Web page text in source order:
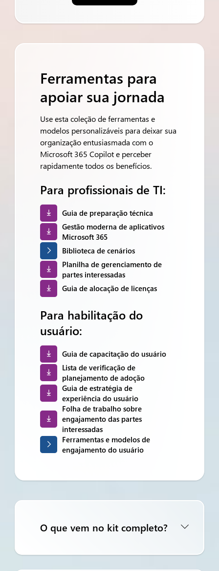
Ferramentas para
apoiar sua jornada
Use esta coleção de ferramentas e
modelos personalizáveis para deixar sua
organização entusiasmada com o
Microsoft 365 Copilot e perceber
rapidamente todos os benefícios.
Para profissionais de TI:
Guia de preparação técnica
Gestão moderna de aplicativos
Microsoft 365
Biblioteca de cenários
Planilha de gerenciamento de
partes interessadas
Guia de alocação de licenças
Para habilitação do
usuário:
Guia de capacitação do usuário
Lista de verificação de
planejamento de adoção
Guia de estratégia de
experiência do usuário
Folha de trabalho sobre
engajamento das partes
interessadas
Ferramentas e modelos de
engajamento do usuário
O que vem no kit completo?